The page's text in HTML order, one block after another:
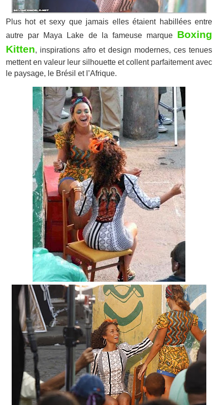
Plus hot et sexy que jamais elles étaient habillées entre
autre par Maya Lake de la fameuse marque Boxing
Kitten, inspirations afro et design modernes, ces tenues
mettent en valeur leur silhouette et collent parfaitement avec
le paysage, le Brésil et l’Afrique.